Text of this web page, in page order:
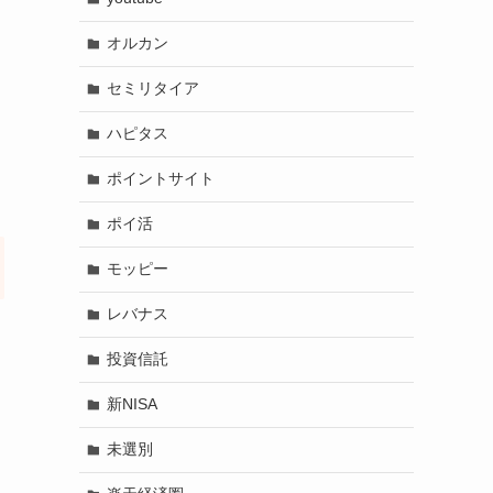
オルカン
セミリタイア
ハピタス
ポイントサイト
ポイ活
モッピー
レバナス
投資信託
新NISA
未選別